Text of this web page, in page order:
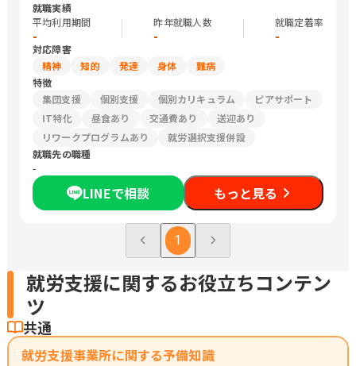
就職実績
平均利用期間
-
昨年就職人数
-
就職定着率
-
対応障害
精神
知的 発達 身体
難病
特徴
集団支援
個別支援 個別カリキュラム
ピアサポート
IT特化
昼食あり 交通費あり
送迎あり
リワークプログラムあり
就労選択支援併設
就職先の職種
-
LINEで相談 もっと見る
1
就労支援に関するお役立ちコンテン
ツ
共通
就労支援事業所に関する予備知識